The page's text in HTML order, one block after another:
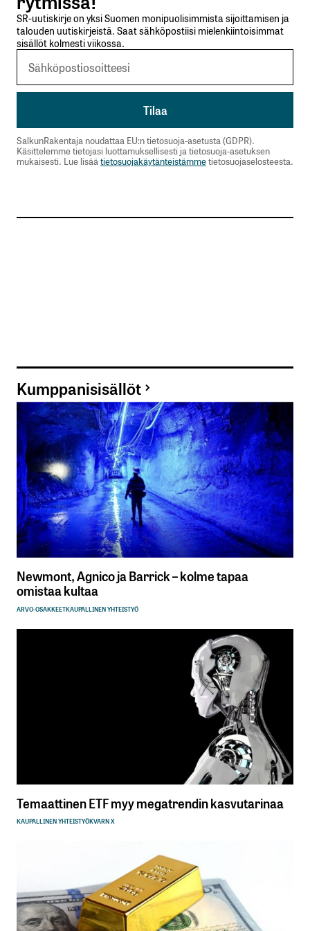
SR-uutiskirje on yksi Suomen monipuolisimmista sijoittamisen ja
talouden uutiskirjeistä. Saat sähköpostiisi mielenkiintoisimmat
sisällöt kolmesti viikossa.
SalkunRakentaja noudattaa EU:n tietosuoja-asetusta (GDPR).
Käsittelemme tietojasi luottamuksellisesti ja tietosuoja-asetuksen
mukaisesti. Lue lisää tietosuojakäytänteistämmetietosuojaselosteesta.
Kumppanisisällöt
Newmont, Agnico ja Barrick – kolme tapaa
omistaa kultaa
ARVO-OSAKKEETKAUPALLINEN YHTEISTYÖ
Temaattinen ETF myy megatrendin kasvutarinaa
KAUPALLINEN YHTEISTYÖKVARN X